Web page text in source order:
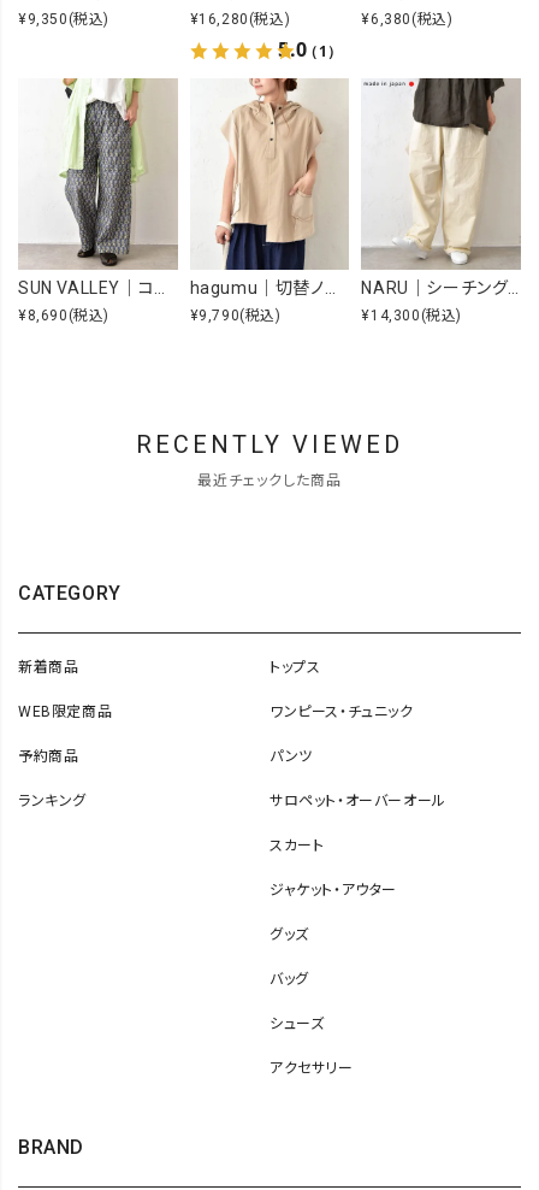
¥9,350 (税込) ¥16,280 (税込)
5.0（1）
¥6,380 (税込)
¥8,690 (税込) ¥9,790(税込)
NARU｜シーチングハンドワッシャーノッポパンツ [[643855BE]][C]
¥14,300 (税込)
RECENTLY VIEWED
最近チェックした商品
CATEGORY
新着商品
WEB限定商品
予約商品
ランキング
トップス
ワンピース・チュニック
パンツ
サロペット・オーバーオール
スカート
ジャケット・アウター
グッズ
バッグ
シューズ
アクセサリー
BRAND